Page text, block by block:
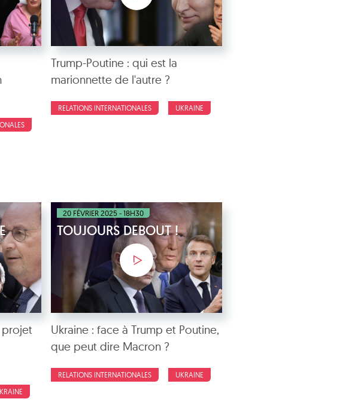
Trump-Poutine : qui est la
marionnette de l'autre ?
RELATIONS INTERNATIONALES UKRAINE
projet
20 FÉVRIER 2025 - 18H30
TOUJOURS DEBOUT !
Ukraine : face à Trump et Poutine,
que peut dire Macron ?
RELATIONS INTERNATIONALES UKRAINE